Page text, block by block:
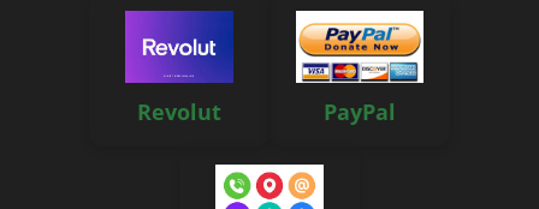
Revolut PayPal